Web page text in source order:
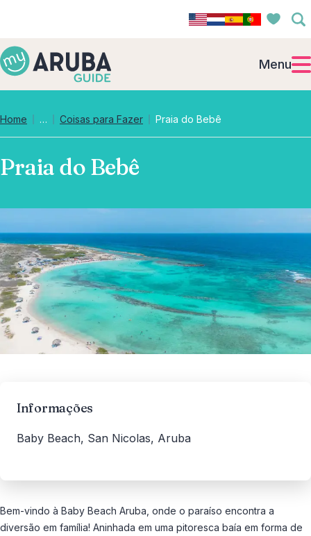
Menu
Home … Collapsed breadcrumb levels
Coisas para Fazer Praia do Bebê
Praia do Bebê
Bem-vindo à Baby Beach Aruba, onde o paraíso encontra a
diversão em família! Aninhada em uma pitoresca baía em forma de
Informações
Baby Beach, San Nicolas, Aruba